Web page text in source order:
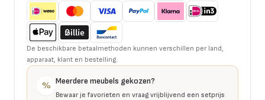
De beschikbare betaalmethoden kunnen verschillen per land,
apparaat, klant en bestelling.
% Meerdere meubels gekozen?
Bewaar je favorieten en vraag vrijblijvend een setprijs